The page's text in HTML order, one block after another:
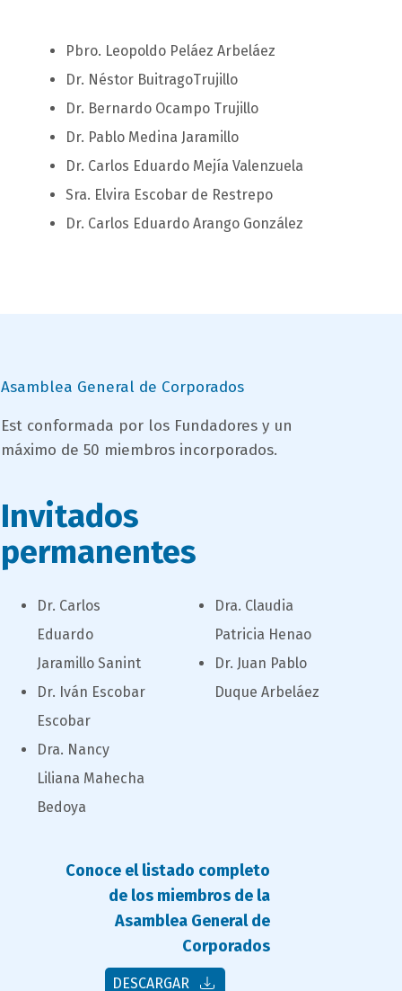
campo
texto
Pbro. Leopoldo Peláez Arbeláez
Dr. Néstor BuitragoTrujillo
Dr. Bernardo Ocampo Trujillo
Dr. Pablo Medina Jaramillo
Dr. Carlos Eduardo Mejía Valenzuela
Sra. Elvira Escobar de Restrepo
Dr. Carlos Eduardo Arango González
titulo
bloque
texto
Asamblea General de Corporados
campo
texto
Est conformada por los Fundadores y un
máximo de 50 miembros incorporados.
titulo
bloque
Invitados
permanentes
campo
texto
Dr. Carlos
Eduardo
Jaramillo Sanint
Dr. Iván Escobar
Escobar
Dra. Nancy
Liliana Mahecha
Bedoya
Dra. Claudia
Patricia Henao
Dr. Juan Pablo
Duque Arbeláez
Conoce el listado completo
de los miembros de la
Asamblea General de
Corporados
DESCARGAR